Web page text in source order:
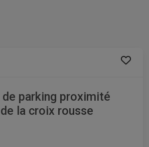
de parking proximité
la croix rousse